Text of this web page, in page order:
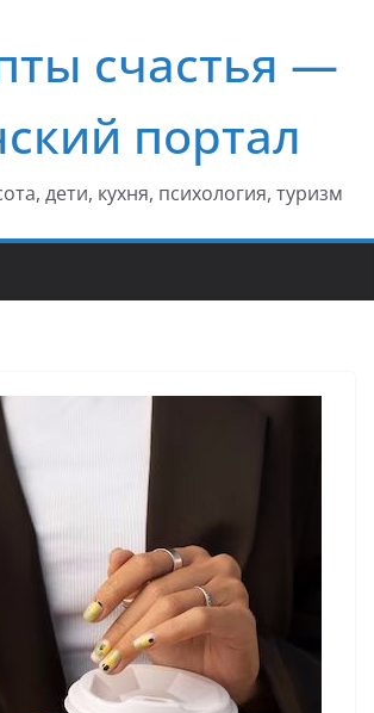
счастья —
портал
дети, кухня, психология, туризм